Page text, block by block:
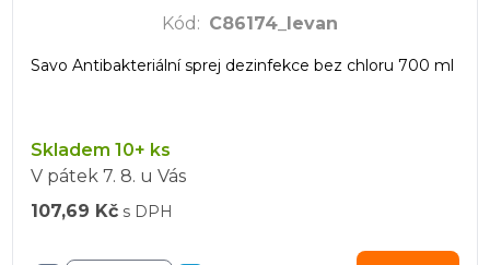
Kód : C86174_levan
Savo Antibakteriální sprej dezinfekce bez chloru 700 ml
Skladem 10+ ks
V pátek 7. 8. u Vás
107,69 Kč s DPH